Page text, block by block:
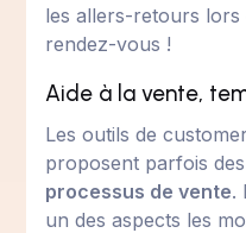
les allers-retours lors
rendez-vous !
Aide à la vente,
Les outils de
proposent parfois
processus de vente.
un des aspects les